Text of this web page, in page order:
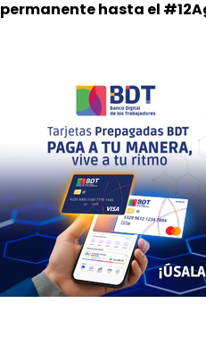
permanente hasta el